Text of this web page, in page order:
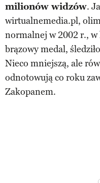
milionów widzów.
wirtualnemedia.pl,
normalnej w 2002 r., w
brązowy medal,
Nieco mniejszą, ale
odnotowują co roku
Zakopanem.